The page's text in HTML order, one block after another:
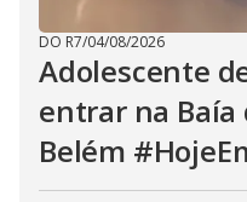
DO R7/04/08/2026
Adolescente
entrar na Baía
Belém